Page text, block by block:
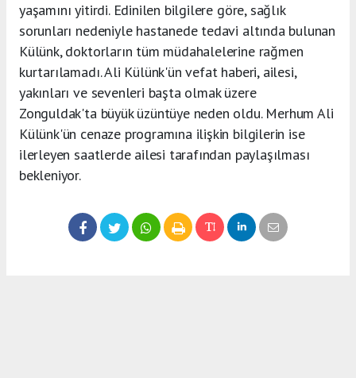
yaşamını yitirdi. Edinilen bilgilere göre, sağlık
sorunları nedeniyle hastanede tedavi altında bulunan
Külünk, doktorların tüm müdahalelerine rağmen
kurtarılamadı. Ali Külünk'ün vefat haberi, ailesi,
yakınları ve sevenleri başta olmak üzere
Zonguldak'ta büyük üzüntüye neden oldu. Merhum Ali
Külünk'ün cenaze programına ilişkin bilgilerin ise
ilerleyen saatlerde ailesi tarafından paylaşılması
bekleniyor.